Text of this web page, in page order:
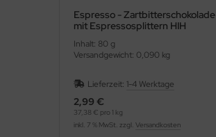
Espresso - Zartbitterschokolade
mit Espressosplittern HIH
Inhalt: 80 g
Versandgewicht: 0,090 kg
Lieferzeit: 1-4 Werktage
2,99 €
37,38 € pro 1 kg
inkl. 7 % MwSt. zzgl. Versandkosten